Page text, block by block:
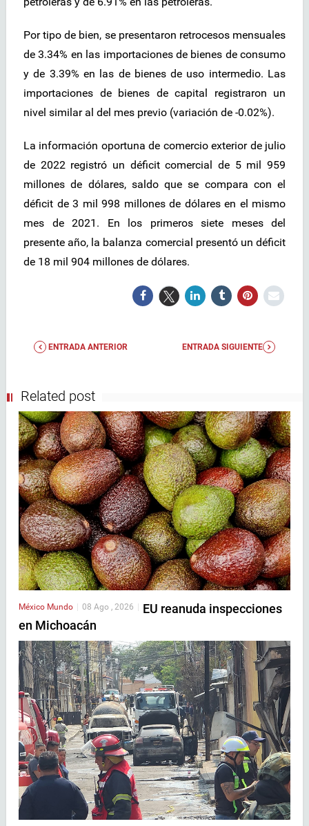
Por tipo de bien, se presentaron retrocesos mensuales
de 3.34% en las importaciones de bienes de consumo
y de 3.39% en las de bienes de uso intermedio. Las
importaciones de bienes de capital registraron un
nivel similar al del mes previo (variación de -0.02%).
La información oportuna de comercio exterior de julio
de 2022 registró un déficit comercial de 5 mil 959
millones de dólares, saldo que se compara con el
déficit de 3 mil 998 millones de dólares en el mismo
mes de 2021. En los primeros siete meses del
presente año, la balanza comercial presentó un déficit
de 18 mil 904 millones de dólares.
ENTRADA ANTERIOR ENTRADA SIGUIENTE
Related post
México Mundo 08 Ago , 2026
EU reanuda inspecciones
en Michoacán